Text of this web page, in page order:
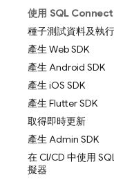
使用 SQL
種子測試資料及執
產生 Web SDK
產生 Android SDK
產生 iOS SDK
產生 Flutter SDK
取得即時更新
產生 Admin SDK
在 CI/CD 中使用
擬器